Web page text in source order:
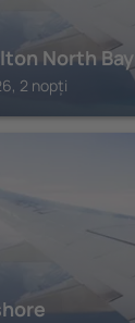
North Bay
2 nopți